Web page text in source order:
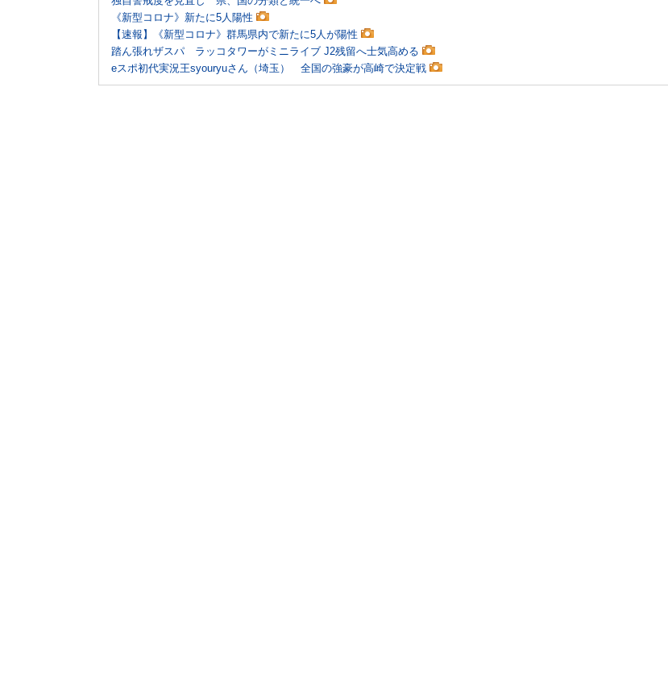
《新型コロナ》新たに5人陽性
【速報】《新型コロナ》群馬県内で新たに5人が陽性
踏ん張れザスパ ラッコタワーがミニライブ J2残留へ士気高める
eスポ初代実況王syouryuさん（埼玉） 全国の強豪が高崎で決定戦